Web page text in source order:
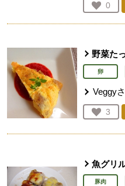
お気
0
人
野菜た
卵
Veggy
お気
3
人
魚グリ
豚肉